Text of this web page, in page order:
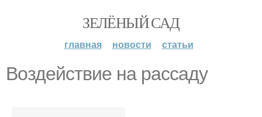
ЗЕЛЁНЫЙ САД
главная новости статьи
Воздействие на рассаду